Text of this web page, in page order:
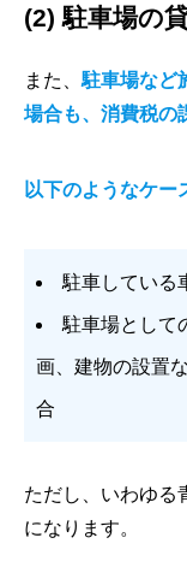
(2) 駐車場の
また、駐車場など
場合も、消費税の
以下のようなケー
駐車している
駐車場として
画、建物の設置
合
ただし、いわゆる
になります。